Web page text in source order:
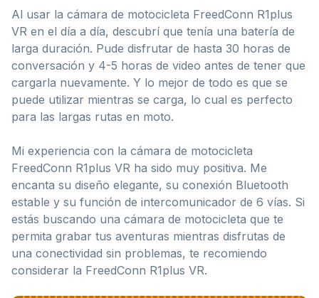
Al usar la cámara de motocicleta FreedConn R1plus
VR en el día a día, descubrí que tenía una batería de
larga duración. Pude disfrutar de hasta 30 horas de
conversación y 4-5 horas de video antes de tener que
cargarla nuevamente. Y lo mejor de todo es que se
puede utilizar mientras se carga, lo cual es perfecto
para las largas rutas en moto.
Mi experiencia con la cámara de motocicleta
FreedConn R1plus VR ha sido muy positiva. Me
encanta su diseño elegante, su conexión Bluetooth
estable y su función de intercomunicador de 6 vías. Si
estás buscando una cámara de motocicleta que te
permita grabar tus aventuras mientras disfrutas de
una conectividad sin problemas, te recomiendo
considerar la FreedConn R1plus VR.